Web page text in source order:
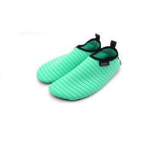
37 38